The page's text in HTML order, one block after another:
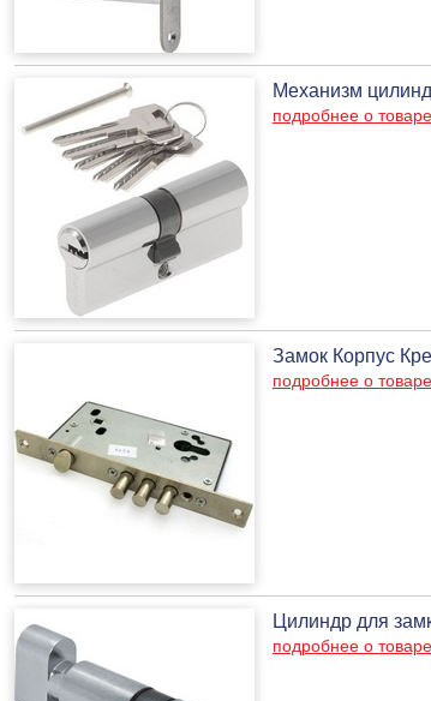
Механизм
подробнее о товаре
Замок Корпус
подробнее о товаре
Цилиндр для
подробнее о товаре